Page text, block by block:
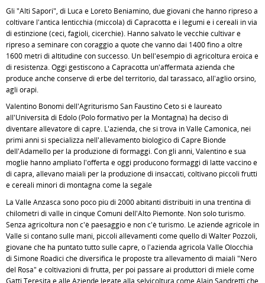
Gli "Alti Sapori", di Luca e Loreto Beniamino, due giovani che hanno ripreso a
coltivare l'antica lenticchia (miccola) di Capracotta e i legumi e i cereali in via
di estinzione (ceci, fagioli, cicerchie). Hanno salvato le vecchie cultivar e
ripreso a seminare con coraggio a quote che vanno dai 1400 fino a oltre
1600 metri di altitudine con successo. Un bell'esempio di agricoltura eroica e
di resistenza. Oggi gestiscono a Capracotta un'affermata azienda che
produce anche conserve di erbe del territorio, dal tarassaco, all'aglio orsino,
agli orapi.
Valentino Bonomi dell'Agriturismo San Faustino Ceto si è laureato
all'Università di Edolo (Polo formativo per la Montagna) ha deciso di
diventare allevatore di capre. L'azienda, che si trova in Valle Camonica, nei
primi anni si specializza nell'allevamento biologico di Capre Bionde
dell'Adamello per la produzione di formaggi. Con gli anni, Valentino e sua
moglie hanno ampliato l'offerta e oggi producono formaggi di latte vaccino e
di capra, allevano maiali per la produzione di insaccati, coltivano piccoli frutti
e cereali minori di montagna come la segale
La Valle Anzasca sono poco più di 2000 abitanti distribuiti in una trentina di
chilometri di valle in cinque Comuni dell'Alto Piemonte. Non solo turismo.
Senza agricoltura non c'è paesaggio e non c'è turismo. Le aziende agricole in
Valle si contano sulle mani, piccoli allevamenti come quello di Walter Pozzoli,
giovane che ha puntato tutto sulle capre, o l'azienda agricola Valle Olocchia
di Simone Roadici che diversifica le proposte tra allevamento di maiali "Nero
del Rosa" e coltivazioni di frutta, per poi passare ai produttori di miele come
Gatti Teresita e alle Aziende legate alla selvicoltura come Alain Sandretti che